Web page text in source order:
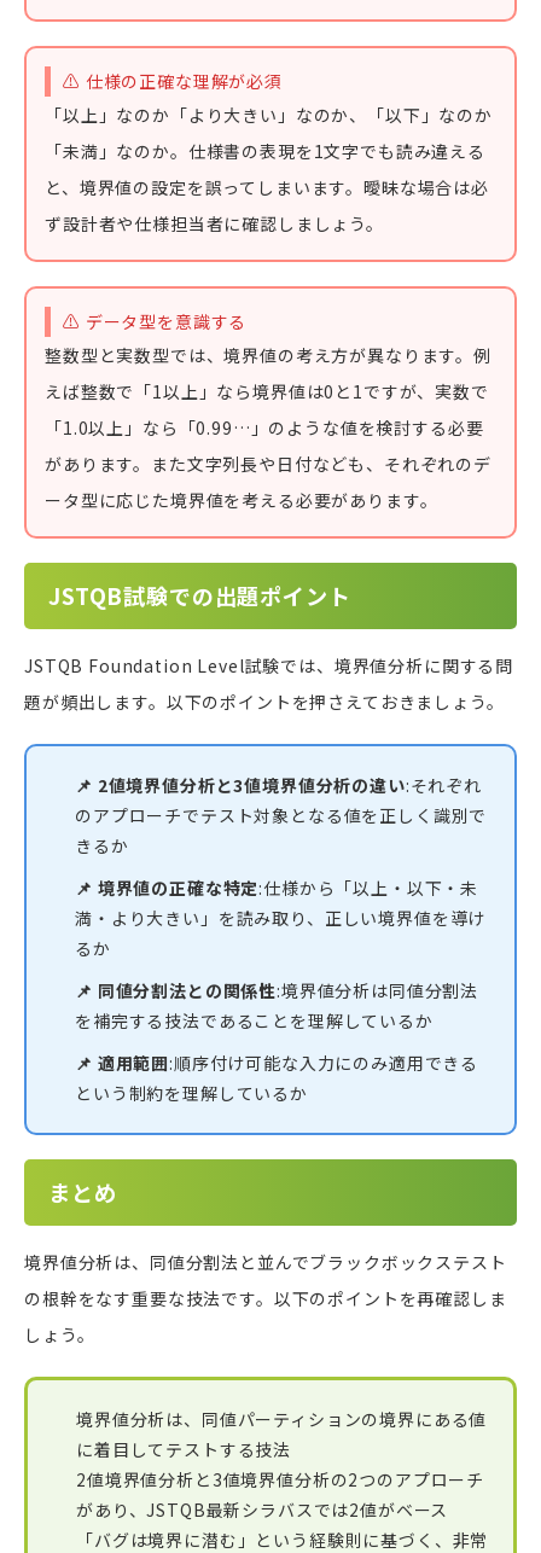
⚠️ 仕様の正確な理解が必須
「以上」なのか「より大きい」なのか、「以下」なのか
「未満」なのか。仕様書の表現を1文字でも読み違える
と、境界値の設定を誤ってしまいます。曖昧な場合は必
ず設計者や仕様担当者に確認しましょう。
⚠️ データ型を意識する
整数型と実数型では、境界値の考え方が異なります。例
えば整数で「1以上」なら境界値は0と1ですが、実数で
「1.0以上」なら「0.99…」のような値を検討する必要
があります。また文字列長や日付なども、それぞれのデ
ータ型に応じた境界値を考える必要があります。
JSTQB試験での出題ポイント
JSTQB Foundation Level試験では、境界値分析に関する問
題が頻出します。以下のポイントを押さえておきましょう。
📌 2値境界値分析と3値境界値分析の違い:それぞれ
のアプローチでテスト対象となる値を正しく識別で
きるか
📌 境界値の正確な特定:仕様から「以上・以下・未
満・より大きい」を読み取り、正しい境界値を導け
るか
📌 同値分割法との関係性:境界値分析は同値分割法
を補完する技法であることを理解しているか
📌 適用範囲:順序付け可能な入力にのみ適用できる
という制約を理解しているか
まとめ
境界値分析は、同値分割法と並んでブラックボックステスト
の根幹をなす重要な技法です。以下のポイントを再確認しま
しょう。
境界値分析は、同値パーティションの境界にある値
に着目してテストする技法
2値境界値分析と3値境界値分析の2つのアプローチ
があり、JSTQB最新シラバスでは2値がベース
「バグは境界に潜む」という経験則に基づく、非常